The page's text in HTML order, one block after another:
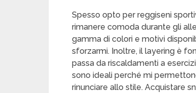
Spesso opto per reggiseni
rimanere comoda durante gli
gamma di colori e motivi
sforzarmi. Inoltre, il layering è
passa da riscaldamenti a
sono ideali perché mi
rinunciare allo stile. Acquistare